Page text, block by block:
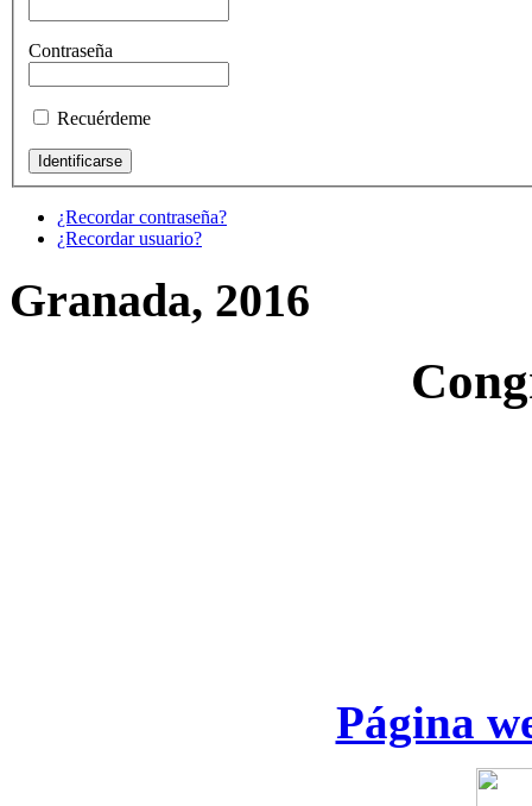
Contraseña
Recuérdeme
¿Recordar contraseña?
¿Recordar usuario?
Granada, 2016
Página